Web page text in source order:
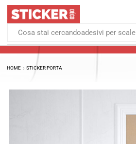
Cosa stai cercandoadesivi per scale
HOME STICKER PORTA